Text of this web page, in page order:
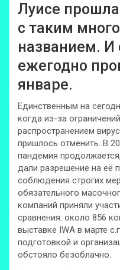
Луисе
с таким
названием. И
ежегодно
январе.
Единственным на
когда из-за
распространением
пришлось отменить. В
пандемия
дали разрешение на её
соблюдения строгих
обязательного
компаний приняли
сравнения: около 856
выставке IWA в марте
подготовкой и
обстояло безоблачно.